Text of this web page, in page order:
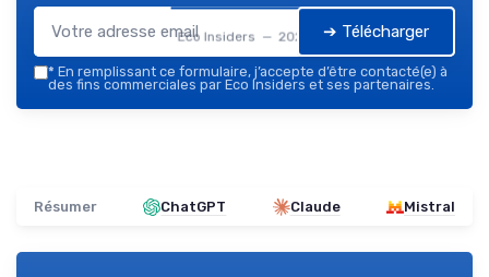
Eco Insiders — 2026 ➔ Télécharger
* En remplissant ce formulaire, j’accepte d’être contacté(e) à
des fins commerciales par Eco Insiders et ses partenaires.
Résumer ChatGPT Claude Mistral